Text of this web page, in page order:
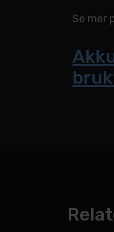
Se mer